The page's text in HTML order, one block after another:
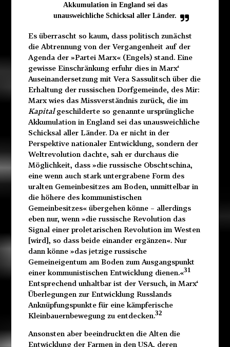
Akkumulation in England sei das
unausweichliche Schicksal aller Länder.
Es überrascht so kaum, dass politisch zunächst
die Abtrennung von der Vergangenheit auf der
Agenda der »Partei Marx« (Engels) stand. Eine
gewisse Einschränkung erfuhr dies in Marx‘
Auseinandersetzung mit Vera Sassulitsch über die
Erhaltung der russischen Dorfgemeinde, des Mir:
Marx wies das Missverständnis zurück, die im
Kapitalgeschilderte so genannte ursprüngliche
Akkumulation in England sei das unausweichliche
Schicksal aller Länder. Da er nicht in der
Perspektive nationaler Entwicklung, sondern der
Weltrevolution dachte, sah er durchaus die
Möglichkeit, dass »die russische Obschtschina,
eine wenn auch stark untergrabene Form des
uralten Gemeinbesitzes am Boden, unmittelbar in
die höhere des kommunistischen
Gemeinbesitzes« übergehen könne – allerdings
eben nur, wenn »die russische Revolution das
Signal einer proletarischen Revolution im Westen
[wird], so dass beide einander ergänzen«. Nur
dann könne »das jetzige russische
Gemeineigentum am Boden zum Ausgangspunkt
einer kommunistischen Entwicklung dienen.«31
Entsprechend unhaltbar ist der Versuch, in Marx‘
Überlegungen zur Entwicklung Russlands
Anknüpfungspunkte für eine kämpferische
Kleinbauernbewegung zu entdecken.32
Ansonsten aber beeindruckten die Alten die
Entwicklung der Farmen in den USA, deren